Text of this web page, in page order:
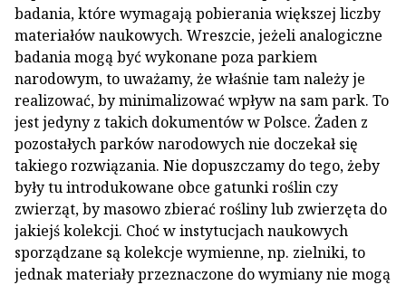
badania, które wymagają pobierania większej liczby
materiałów naukowych. Wreszcie, jeżeli analogiczne
badania mogą być wykonane poza parkiem
narodowym, to uważamy, że właśnie tam należy je
realizować, by minimalizować wpływ na sam park. To
jest jedyny z takich dokumentów w Polsce. Żaden z
pozostałych parków narodowych nie doczekał się
takiego rozwiązania. Nie dopuszczamy do tego, żeby
były tu introdukowane obce gatunki roślin czy
zwierząt, by masowo zbierać rośliny lub zwierzęta do
jakiejś kolekcji. Choć w instytucjach naukowych
sporządzane są kolekcje wymienne, np. zielniki, to
jednak materiały przeznaczone do wymiany nie mogą